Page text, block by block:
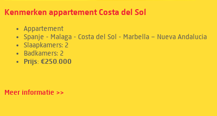
Kenmerken appartement Costa del Sol
Appartement
Spanje - Malaga - Costa del Sol - Marbella – Nueva Andalucia
Slaapkamers: 2
Badkamers: 2
Prijs: €250.000
Meer informatie >>